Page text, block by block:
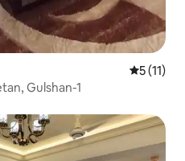
5 (11)
Gulshan-1